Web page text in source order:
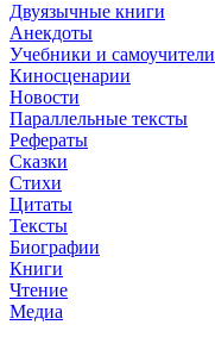
Двуязычные книги
Анекдоты
Учебники и самоучители
Киносценарии
Новости
Параллельные тексты
Рефераты
Сказки
Стихи
Цитаты
Тексты
Биографии
Книги
Чтение
Медиа